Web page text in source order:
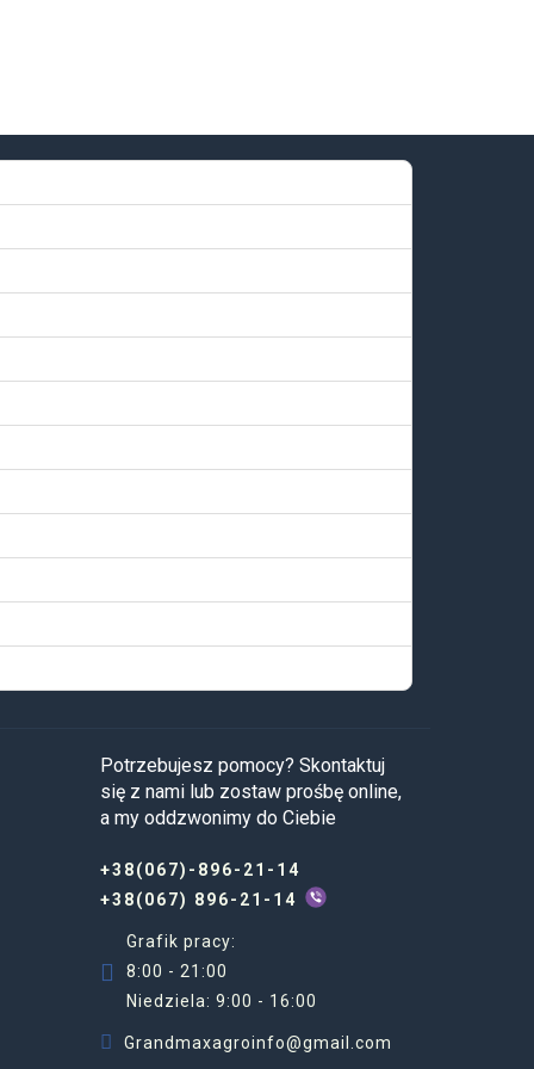
Potrzebujesz pomocy? Skontaktuj
się z nami lub zostaw prośbę online,
a my oddzwonimy do Ciebie
+38(067)-896-21-14
+38(067) 896-21-14
Grafik pracy:
8:00 - 21:00
Niedziela: 9:00 - 16:00
Grandmaxagroinfo@gmail.com